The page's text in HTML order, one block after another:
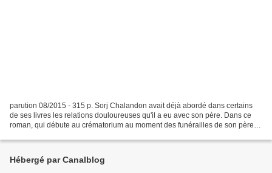
parution 08/2015 - 315 p. Sorj Chalandon avait déjà abordé dans certains
de ses livres les relations douloureuses qu'il a eu avec son père. Dans ce
roman, qui débute au crématorium au moment des funérailles de son père,
Hébergé par Canalblog